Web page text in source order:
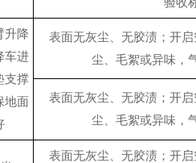
升降
车进
支撑
地面
表面无灰尘、无胶渍；开
尘、毛絮或异味，
表面无灰尘、无胶渍；开
尘、毛絮或异味，
表面无灰尘、无胶渍；开